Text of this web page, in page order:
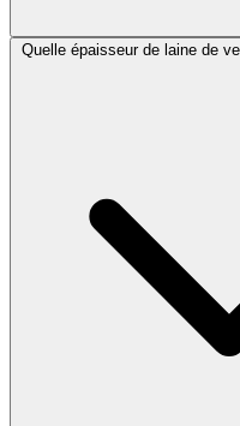
Quelle épaisseur de laine de